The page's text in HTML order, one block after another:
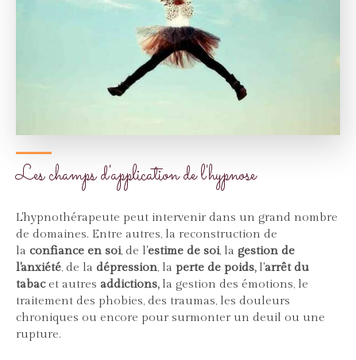
Les champs d'application de l'hypnose
L'hypnothérapeute peut intervenir dans un grand nombre
de domaines. Entre autres, la reconstruction de
la confiance en soi, de l'estime de soi, la gestion de
l'anxiété, de la dépression, la perte de poids, l'arrêt du
tabacet autres addictions,la gestion des émotions, le
traitement des phobies, des traumas, les douleurs
chroniques ou encore pour surmonter un deuil ou une
rupture.